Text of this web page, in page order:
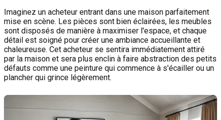
Imaginez un acheteur entrant dans une maison parfaitement
mise en scène. Les pièces sont bien éclairées, les meubles
sont disposés de manière à maximiser l'espace, et chaque
détail est soigné pour créer une ambiance accueillante et
chaleureuse. Cet acheteur se sentira immédiatement attiré
par la maison et sera plus enclin à faire abstraction des petits
défauts comme une peinture qui commence à s'écailler ou un
plancher qui grince légèrement.